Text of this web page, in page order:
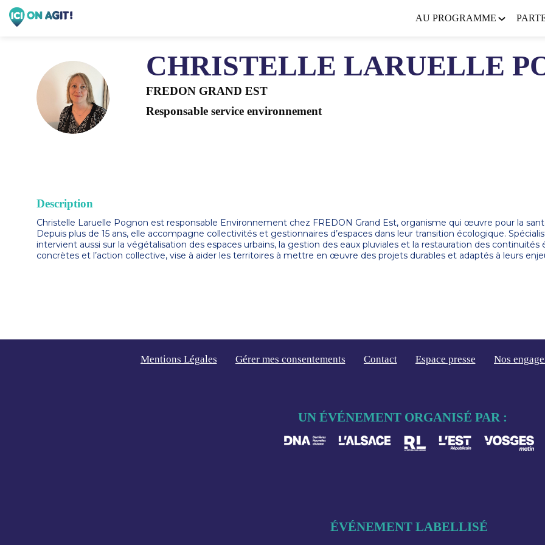
AU PROGRAMME
CLP
CHRISTELLE LARUELLE
FREDON GRAND EST
Responsable service environnement
Description
Christelle Laruelle Pognon est responsable Environnement chez FREDON Grand Est, organisme qui œuvre pour la
Depuis plus de 15 ans, elle accompagne collectivités et gestionnaires d’espaces dans leur transition écologique.
intervient aussi sur la végétalisation des espaces urbains, la gestion des eaux pluviales et la restauration des
concrètes et l’action collective, vise à aider les territoires à mettre en œuvre des projets durables et adaptés à leurs
UN ÉVÉNEMENT ORGANISÉ PAR :
Mentions Légales Gérer mes consentements Contact Espace presse Nos
ÉVÉNEMENT LABELLISÉ